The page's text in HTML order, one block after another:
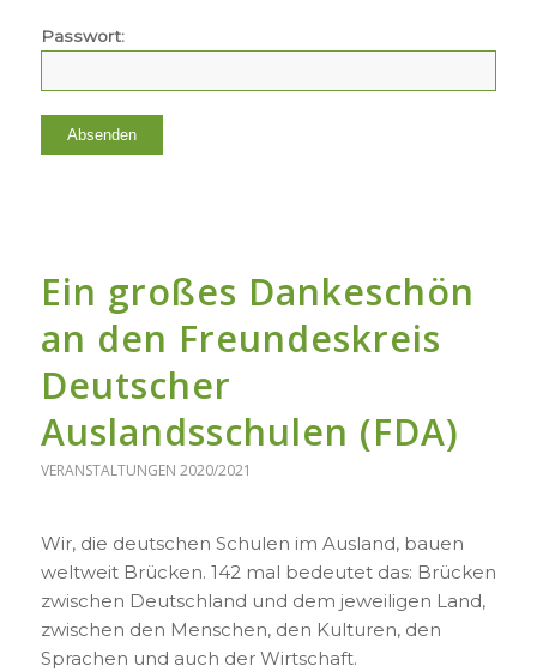
Passwort:
Ein großes Dankeschön
an den Freundeskreis
Deutscher
Auslandsschulen (FDA)
VERANSTALTUNGEN 2020/2021
Wir, die deutschen Schulen im Ausland, bauen
weltweit Brücken. 142 mal bedeutet das: Brücken
zwischen Deutschland und dem jeweiligen Land,
zwischen den Menschen, den Kulturen, den
Sprachen und auch der Wirtschaft.